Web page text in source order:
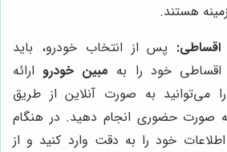
هستند.
پس از انتخاب خودرو، باید
خود را به مبین خودروارائه
می‌توانید به صورت آنلاین از طریق
صورت حضوری انجام دهید. در هنگام
خود را به دقت وارد کنید و از